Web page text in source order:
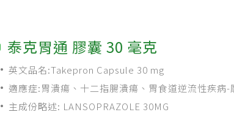
泰克胃通 膠囊 30 毫克
英文品名:Takepron Capsule 30 mg
適應症:胃潰瘍、十二指腸潰瘍、胃食道逆流性疾病
療，胃食道逆流性疾病之症狀治療、ZOLLINGER-
主成份略述: LANSOPRAZOLE 30MG